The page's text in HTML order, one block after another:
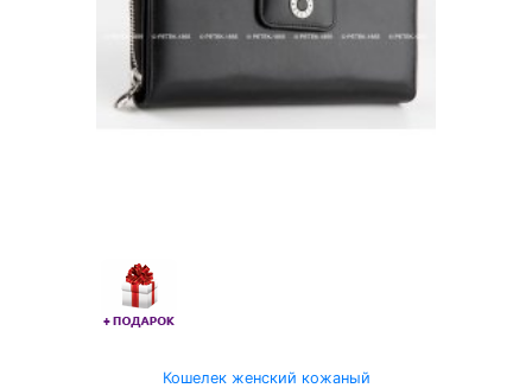
Кошелек женский кожаный